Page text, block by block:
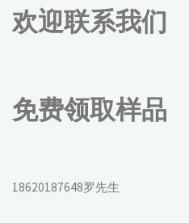
欢迎联系我们
免费领取样品
18620187648罗先生